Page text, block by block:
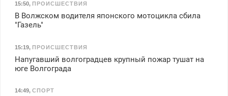
15:50, ПРОИСШЕСТВИЯ
В Волжском водителя японского мотоцикла сбила
"Газель"
15:19, ПРОИСШЕСТВИЯ
Напугавший волгоградцев крупный пожар тушат на
юге Волгограда
14:49, СПОРТ